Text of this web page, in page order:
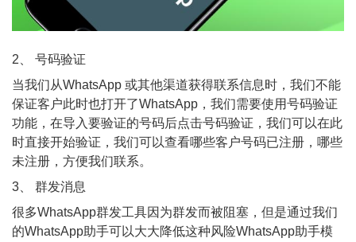
2、 号码验证
当我们从WhatsApp 或其他渠道获得联系信息时，我们不能
保证客户此时也打开了WhatsApp，我们需要使用号码验证
功能，在导入要验证的号码后点击号码验证，我们可以在此
时直接开始验证，我们可以查看哪些客户号码已注册，哪些
未注册，方便我们联系。
3、 群发消息
很多WhatsApp群发工具因为群发而被阻塞，但是通过我们
的WhatsApp助手可以大大降低这种风险WhatsApp助手模